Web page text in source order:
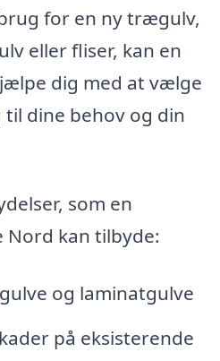
for en ny trægulv,
eller fliser, kan en
dig med at vælge
dine behov og din
som en
Nord kan tilbyde:
og laminatgulve
på eksisterende